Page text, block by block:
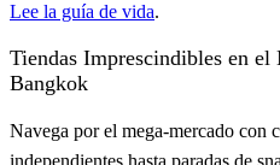
Lee la guía de vida.
Tiendas Imprescindibles en el
Bangkok
Navega por el mega-mercado con